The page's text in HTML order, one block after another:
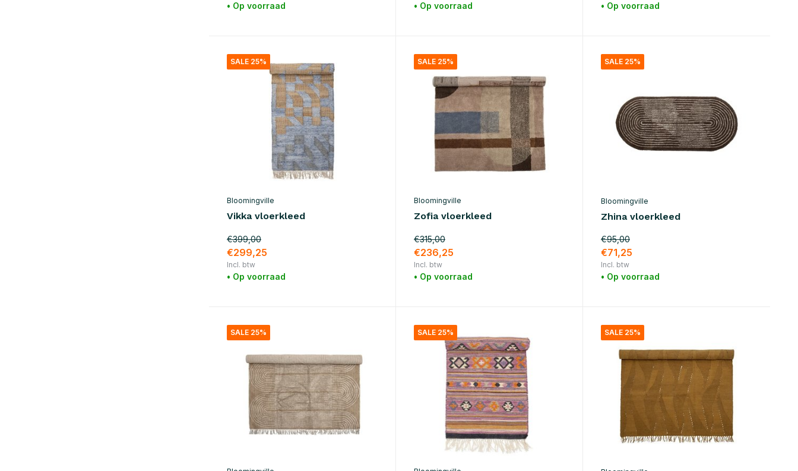
• Op voorraad • Op voorraad • Op voorraad
SALE 25%
Bloomingville
Vikka vloerkleed
€399,00
€299,25
Incl. btw
• Op voorraad
SALE 25%
Bloomingville
Zofia vloerkleed
€315,00
€236,25
Incl. btw
• Op voorraad
SALE 25%
Bloomingville
Zhina vloerkleed
€95,00
€71,25
Incl. btw
• Op voorraad
SALE 25% SALE 25% SALE 25%